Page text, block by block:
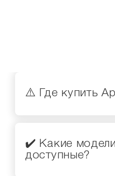
⚠️ Где купить
✔️ Какие
доступные?